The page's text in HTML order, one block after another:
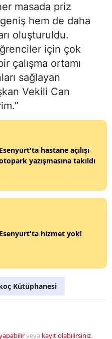
masada priz
hem de daha
oluşturuldu.
için çok
çalışma ortamı
sağlayan
Vekili Can
Esenyurt'ta hastane açılışı
yazışmasına takıldı
Esenyurt'ta hizmet yok!
Kütüphanesi
veya kayıt olabilirsiniz.